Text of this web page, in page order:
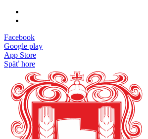
Facebook
Google play
App Store
Späť hore